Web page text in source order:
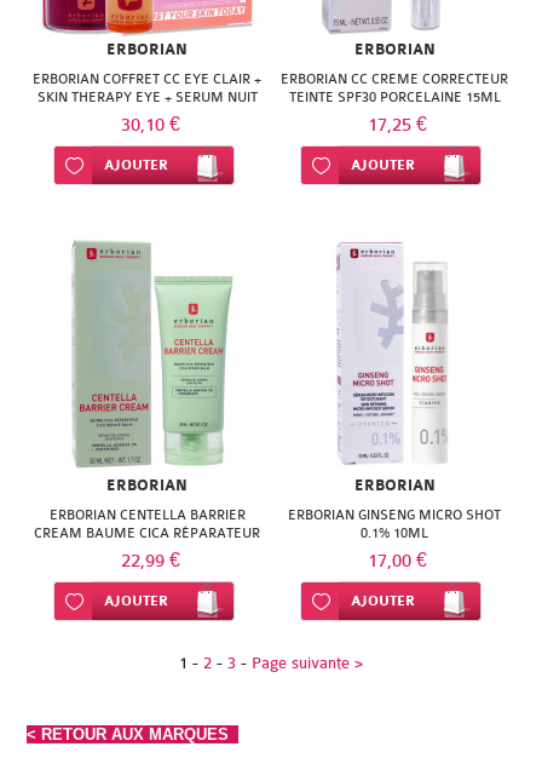
ERBORIAN
ERBORIAN COFFRET CC EYE CLAIR +
SKIN THERAPY EYE + SERUM NUIT
30,10 €
Ajouter à ma liste d’envie
AJOUTER
ERBORIAN
ERBORIAN CC CREME CORRECTEUR
TEINTE SPF30 PORCELAINE 15ML
17,25 €
Ajouter à ma liste d’envie
AJOUTER
ERBORIAN
ERBORIAN CENTELLA BARRIER
CREAM BAUME CICA RÉPARATEUR
50ML
22,99 €
Ajouter à ma liste d’envie
AJOUTER
ERBORIAN
ERBORIAN GINSENG MICRO SHOT
0.1% 10ML
17,00 €
Ajouter à ma liste d’envie
AJOUTER
1 - 2 - 3 - Page suivante >
< RETOUR AUX MARQUES